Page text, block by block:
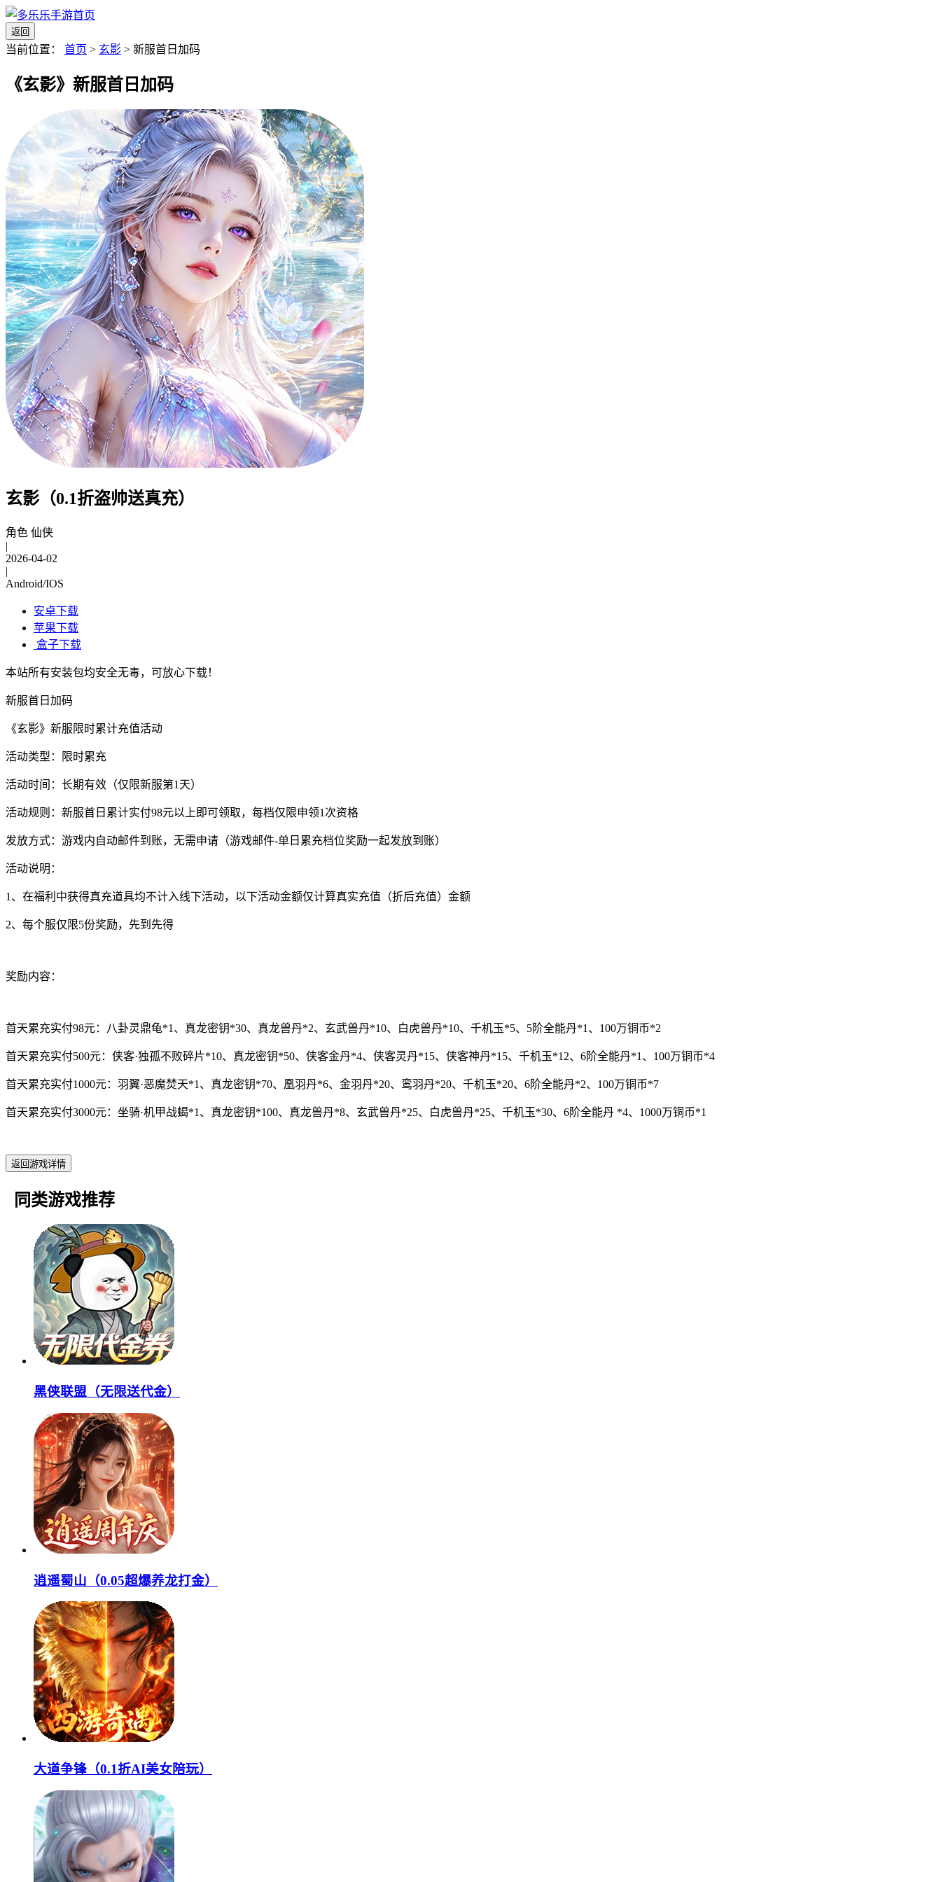
返回
当前位置： 首页 > 玄影 > 新服首日加码
《玄影》新服首日加码
玄影（0.1折盗帅送真充）
角色 仙侠
|
2026-04-02
|
Android/IOS
安卓下载
苹果下载
盒子下载
本站所有安装包均安全无毒，可放心下载！
新服首日加码
《玄影》新服限时累计充值活动
活动类型：限时累充
活动时间：长期有效（仅限新服第1天）
活动规则：新服首日累计实付98元以上即可领取，每档仅限申领1次资格
发放方式：游戏内自动邮件到账，无需申请（游戏邮件-单日累充档位奖励一起发放到账）
活动说明：
1、在福利中获得真充道具均不计入线下活动，以下活动金额仅计算真实充值（折后充值）金额
2、每个服仅限5份奖励，先到先得
奖励内容：
首天累充实付98元：八卦灵鼎龟*1、真龙密钥*30、真龙兽丹*2、玄武兽丹*10、白虎兽丹*10、千机玉*5、5阶全能丹*1、100万铜币*2
首天累充实付500元：侠客·独孤不败碎片*10、真龙密钥*50、侠客金丹*4、侠客灵丹*15、侠客神丹*15、千机玉*12、6阶全能丹*1、100万铜币*4
首天累充实付1000元：羽翼·恶魔焚天*1、真龙密钥*70、凰羽丹*6、金羽丹*20、鸾羽丹*20、千机玉*20、6阶全能丹*2、100万铜币*7
首天累充实付3000元：坐骑·机甲战蝎*1、真龙密钥*100、真龙兽丹*8、玄武兽丹*25、白虎兽丹*25、千机玉*30、6阶全能丹 *4、1000万铜币*1
返回游戏详情
同类游戏推荐
黑侠联盟（无限送代金）
逍遥蜀山（0.05超爆养龙打金）
大道争锋（0.1折AI美女陪玩）